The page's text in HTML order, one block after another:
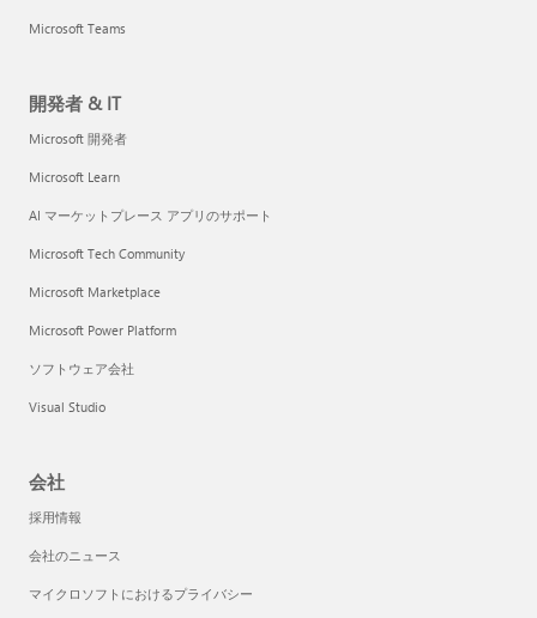
Microsoft Teams
開発者 & IT
Microsoft 開発者
Microsoft Learn
AI マーケットプレース アプリのサポート
Microsoft Tech Community
Microsoft Marketplace
Microsoft Power Platform
ソフトウェア会社
Visual Studio
会社
採用情報
会社のニュース
マイクロソフトにおけるプライバシー